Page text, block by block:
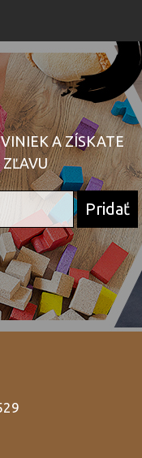
A ZÍSKATE